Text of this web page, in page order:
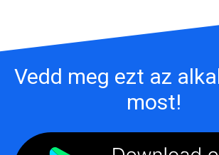
Vedd meg ezt az
most!